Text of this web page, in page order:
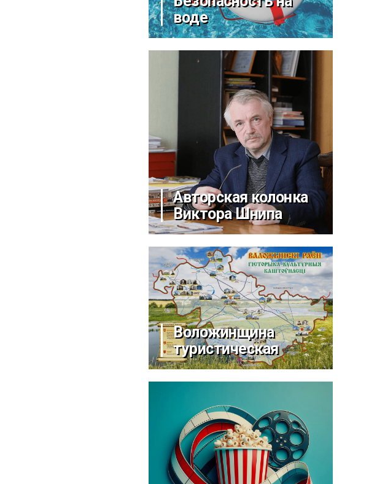
воде
Авторская колонка
Виктора Шнипа
Воложинщина
туристическая